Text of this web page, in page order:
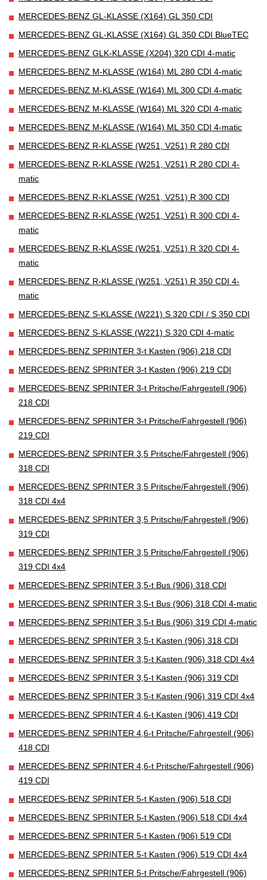
MERCEDES-BENZ GL-KLASSE (X164) GL 350 CDI
MERCEDES-BENZ GL-KLASSE (X164) GL 350 CDI BlueTEC
MERCEDES-BENZ GLK-KLASSE (X204) 320 CDI 4-matic
MERCEDES-BENZ M-KLASSE (W164) ML 280 CDI 4-matic
MERCEDES-BENZ M-KLASSE (W164) ML 300 CDI 4-matic
MERCEDES-BENZ M-KLASSE (W164) ML 320 CDI 4-matic
MERCEDES-BENZ M-KLASSE (W164) ML 350 CDI 4-matic
MERCEDES-BENZ R-KLASSE (W251, V251) R 280 CDI
MERCEDES-BENZ R-KLASSE (W251, V251) R 280 CDI 4-
matic
MERCEDES-BENZ R-KLASSE (W251, V251) R 300 CDI
MERCEDES-BENZ R-KLASSE (W251, V251) R 300 CDI 4-
matic
MERCEDES-BENZ R-KLASSE (W251, V251) R 320 CDI 4-
matic
MERCEDES-BENZ R-KLASSE (W251, V251) R 350 CDI 4-
matic
MERCEDES-BENZ S-KLASSE (W221) S 320 CDI / S 350 CDI
MERCEDES-BENZ S-KLASSE (W221) S 320 CDI 4-matic
MERCEDES-BENZ SPRINTER 3-t Kasten (906) 218 CDI
MERCEDES-BENZ SPRINTER 3-t Kasten (906) 219 CDI
MERCEDES-BENZ SPRINTER 3-t Pritsche/Fahrgestell (906)
218 CDI
MERCEDES-BENZ SPRINTER 3-t Pritsche/Fahrgestell (906)
219 CDI
MERCEDES-BENZ SPRINTER 3,5 Pritsche/Fahrgestell (906)
318 CDI
MERCEDES-BENZ SPRINTER 3,5 Pritsche/Fahrgestell (906)
318 CDI 4x4
MERCEDES-BENZ SPRINTER 3,5 Pritsche/Fahrgestell (906)
319 CDI
MERCEDES-BENZ SPRINTER 3,5 Pritsche/Fahrgestell (906)
319 CDI 4x4
MERCEDES-BENZ SPRINTER 3,5-t Bus (906) 318 CDI
MERCEDES-BENZ SPRINTER 3,5-t Bus (906) 318 CDI 4-matic
MERCEDES-BENZ SPRINTER 3,5-t Bus (906) 319 CDI 4-matic
MERCEDES-BENZ SPRINTER 3,5-t Kasten (906) 318 CDI
MERCEDES-BENZ SPRINTER 3,5-t Kasten (906) 318 CDI 4x4
MERCEDES-BENZ SPRINTER 3,5-t Kasten (906) 319 CDI
MERCEDES-BENZ SPRINTER 3,5-t Kasten (906) 319 CDI 4x4
MERCEDES-BENZ SPRINTER 4,6-t Kasten (906) 419 CDI
MERCEDES-BENZ SPRINTER 4,6-t Pritsche/Fahrgestell (906)
418 CDI
MERCEDES-BENZ SPRINTER 4,6-t Pritsche/Fahrgestell (906)
419 CDI
MERCEDES-BENZ SPRINTER 5-t Kasten (906) 518 CDI
MERCEDES-BENZ SPRINTER 5-t Kasten (906) 518 CDI 4x4
MERCEDES-BENZ SPRINTER 5-t Kasten (906) 519 CDI
MERCEDES-BENZ SPRINTER 5-t Kasten (906) 519 CDI 4x4
MERCEDES-BENZ SPRINTER 5-t Pritsche/Fahrgestell (906)